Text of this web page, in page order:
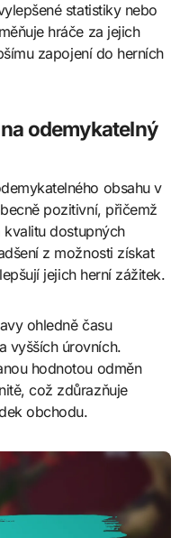
statistiky nebo
hráče za jejich
zapojení do herních
odemykatelný
obsahu v
pozitivní, přičemž
dostupných
z možnosti získat
jejich herní zážitek.
ohledně času
vyšších úrovních.
hodnotou odměn
což zdůrazňuje
obchodu.